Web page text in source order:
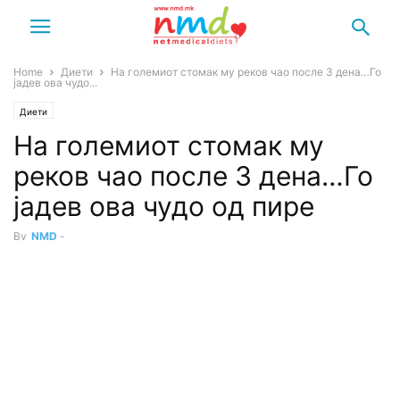
Home Диети
На големиот стомак му реков чао после 3 дена…Го
јадев ова чудо...
Диети
На големиот стомак му
реков чао после 3 дена…Го
јадев ова чудо од пире
By NMD -